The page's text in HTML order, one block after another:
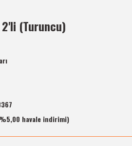
2'li (Turuncu)
havale indirimi)